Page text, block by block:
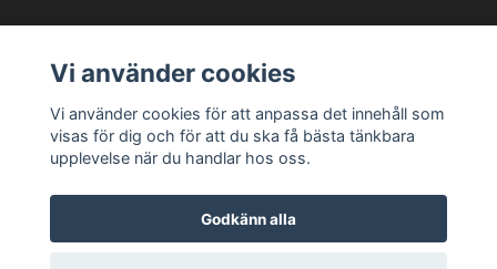
Sociala medier
Vi använder cookies
Vi använder cookies för att anpassa det innehåll som
visas för dig och för att du ska få bästa tänkbara
upplevelse när du handlar hos oss.
Godkänn alla